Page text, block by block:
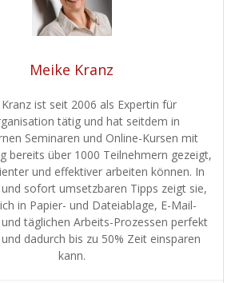
Meike Kranz
ist seit 2006 als Expertin für
tätig und hat seitdem in
Seminaren und Online-Kursen mit
bereits über 1000 Teilnehmern gezeigt,
und effektiver arbeiten können. In
sofort umsetzbaren Tipps zeigt sie,
in Papier- und Dateiablage, E-Mail-
täglichen Arbeits-Prozessen perfekt
dadurch bis zu 50% Zeit einsparen
kann.